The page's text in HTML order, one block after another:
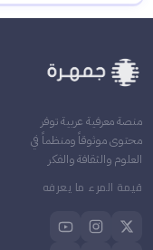
منصة معرفية عربية توفر
محتوى موثوقاً ومنظماً في
العلوم والثقافة والفكر
قيمة المرء ما يعرفه